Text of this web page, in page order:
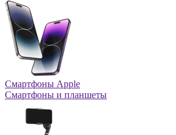
Смартфоны Apple
Смартфоны и планшеты